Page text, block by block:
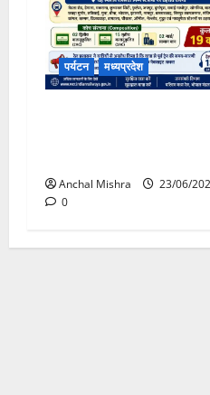
पर्यटन मध्यप्रदेश
Anchal Mishra
23/06/
0